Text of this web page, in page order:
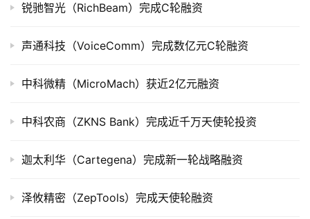
数
业
锐驰智光（RichBeam）完成C轮融资
声通科技（VoiceComm）完成数亿元C轮融资
中科微精（MicroMach）获近2亿元融资
中科农商（ZKNS Bank）完成近千万天使轮投资
迦太利华（Cartegena）完成新一轮战略融资
泽攸精密（ZepTools）完成天使轮融资